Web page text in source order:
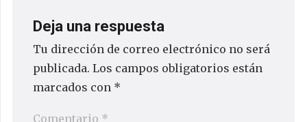
Deja una respuesta
Tu dirección de correo electrónico no será
publicada. Los campos obligatorios están
marcados con *